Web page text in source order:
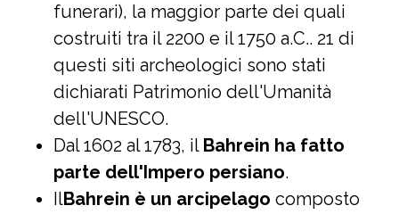
funerari), la maggior parte dei quali
costruiti tra il 2200 e il 1750 a.C.. 21 di
questi siti archeologici sono stati
dichiarati Patrimonio dell'Umanità
dell'UNESCO.
Dal 1602 al 1783, il Bahrein ha fatto
parte dell'Impero persiano.
IlBahrein è un arcipelago composto